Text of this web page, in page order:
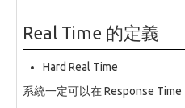
Real Time 的定義
Hard Real Time
系統一定可以在 Response